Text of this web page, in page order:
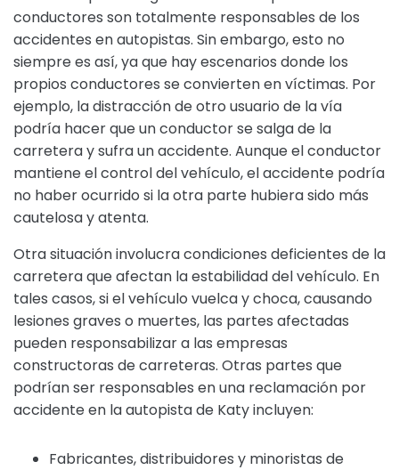
conductores son totalmente responsables de los
accidentes en autopistas. Sin embargo, esto no
siempre es así, ya que hay escenarios donde los
propios conductores se convierten en víctimas. Por
ejemplo, la distracción de otro usuario de la vía
podría hacer que un conductor se salga de la
carretera y sufra un accidente. Aunque el conductor
mantiene el control del vehículo, el accidente podría
no haber ocurrido si la otra parte hubiera sido más
cautelosa y atenta.
Otra situación involucra condiciones deficientes de la
carretera que afectan la estabilidad del vehículo. En
tales casos, si el vehículo vuelca y choca, causando
lesiones graves o muertes, las partes afectadas
pueden responsabilizar a las empresas
constructoras de carreteras. Otras partes que
podrían ser responsables en una reclamación por
accidente en la autopista de Katy incluyen:
Fabricantes, distribuidores y minoristas de